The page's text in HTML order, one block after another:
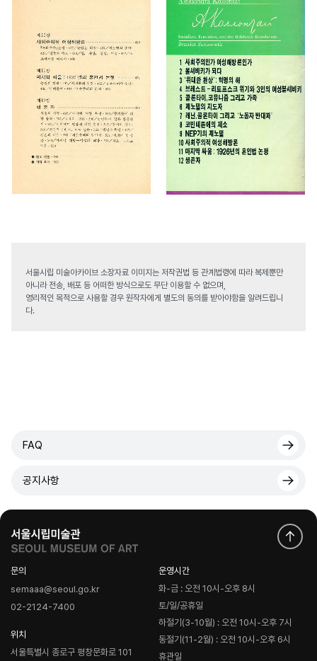
서울시립 미술아카이브 소장자료 이미지는 저작권법 등 관계법령에 따라 복제뿐만
아니라 전송, 배포 등 어떠한 방식으로도 무단 이용할 수 없으며,
영리적인 목적으로 사용할 경우 원작자에게 별도의 동의를 받아야함을 알려드립니
다.
FAQ
공지사항
문의
semaaa@seoul.go.kr
02-2124-7400
위치
서울특별시 종로구 평창문화로 101
운영시간
화-금 : 오전 10시-오후 8시
토/일/공휴일
하절기(3-10월) : 오전 10시-오후 7시
동절기(11-2월) : 오전 10시-오후 6시
휴관일